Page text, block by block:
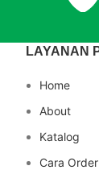
LAYANAN
Home
About
Katalog
Cara Order